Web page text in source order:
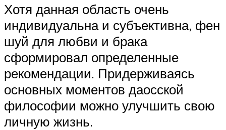
Хотя данная область очень
индивидуальна и субъективна, фен
шуй для любви и брака
сформировал определенные
рекомендации. Придерживаясь
основных моментов даосской
философии можно улучшить свою
личную жизнь.